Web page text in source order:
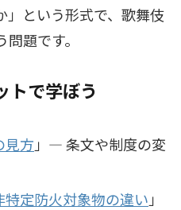
」という形式で、歌舞伎
題です。
トで学ぼう
見方 」― 条文や制度の変
定防火対象物の違い 」